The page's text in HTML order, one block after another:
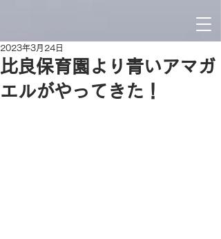
比良保育園より青いアマガ
エルがやってきた！
2023年3月24日